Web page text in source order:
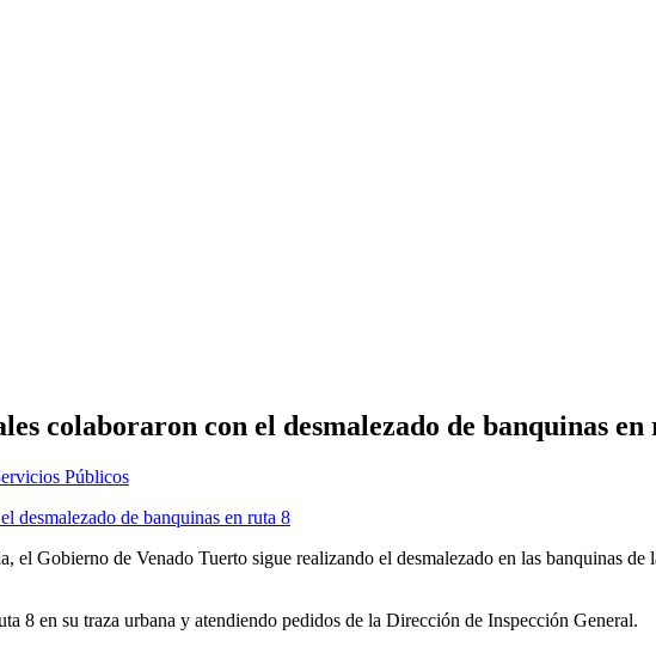
colaboraron con el desmalezado de banquinas en
Públicos
Gobierno de Venado Tuerto sigue realizando el desmalezado en las banquinas de
8 en su traza urbana y atendiendo pedidos de la Dirección de Inspección General.